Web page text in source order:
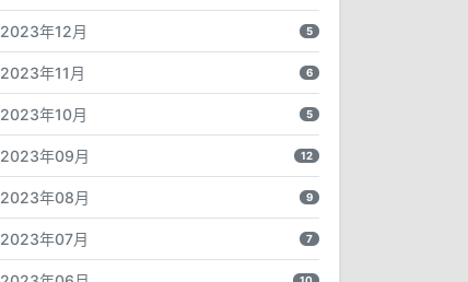
2023年12月 5
2023年11月 6
2023年10月 5
2023年09月 12
2023年08月 9
2023年07月 7